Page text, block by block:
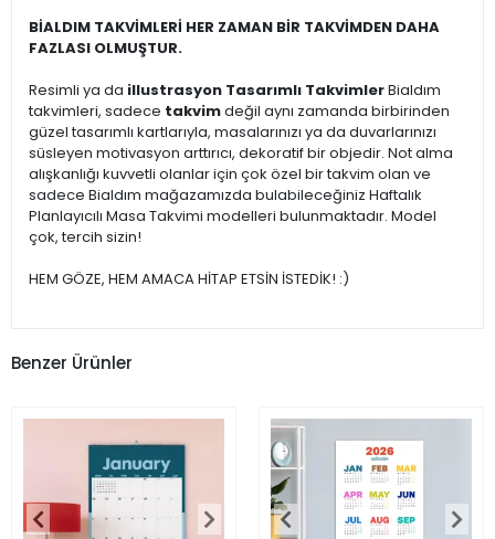
BİALDIM TAKVİMLERİ HER ZAMAN BİR TAKVİMDEN DAHA
FAZLASI OLMUŞTUR.
Resimli ya da illustrasyon Tasarımlı TakvimlerBialdım
takvimleri, sadece takvimdeğil aynı zamanda birbirinden
güzel tasarımlı kartlarıyla, masalarınızı ya da duvarlarınızı
süsleyen motivasyon arttırıcı, dekoratif bir objedir. Not alma
alışkanlığı kuvvetli olanlar için çok özel bir takvim olan ve
sadece Bialdım mağazamızda bulabileceğiniz Haftalık
Planlayıcılı Masa Takvimi modelleri bulunmaktadır. Model
çok, tercih sizin!
HEM GÖZE, HEM AMACA HİTAP ETSİN İSTEDİK! :)
Benzer Ürünler